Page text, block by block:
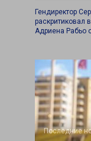
Гендиректор
раскритиковал
Адриена Рабьо
Последние